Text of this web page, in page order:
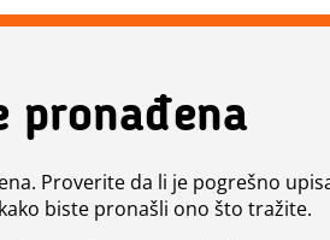
pronađena
Proverite da li je pogrešno
biste pronašli ono što tražite.